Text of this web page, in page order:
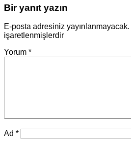
Bir yanıt yazın
E-posta adresiniz yayınlanmayacak.
işaretlenmişlerdir
Yorum *
Ad *